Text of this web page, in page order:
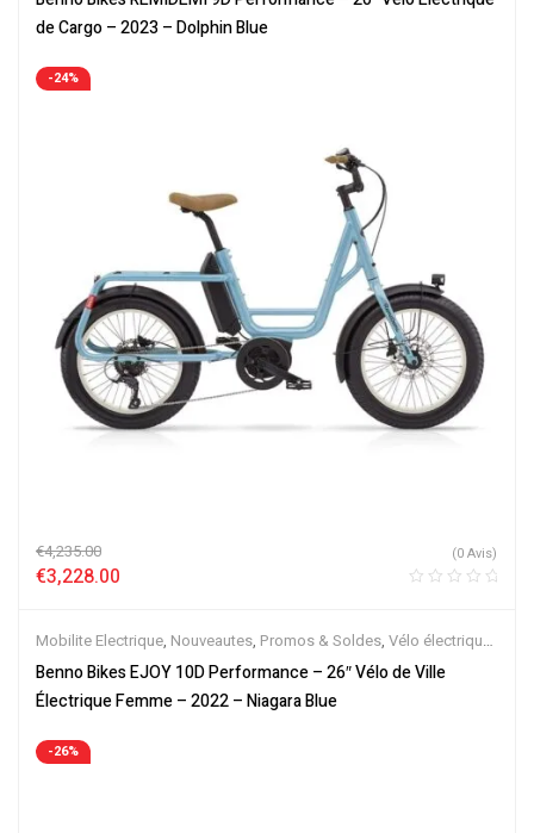
de Cargo – 2023 – Dolphin Blue
-24%
€4,235.00
€3,228.00
(0 Avis)
Mobilite Electrique, Nouveautes, Promos & Soldes, Vélo électrique
ville,Velos Electriques
Benno Bikes EJOY 10D Performance – 26″ Vélo de Ville
Électrique Femme – 2022 – Niagara Blue
-26%